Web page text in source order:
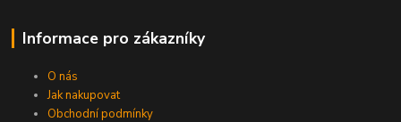
Informace pro zákazníky
O nás
Jak nakupovat
Obchodní podmínky